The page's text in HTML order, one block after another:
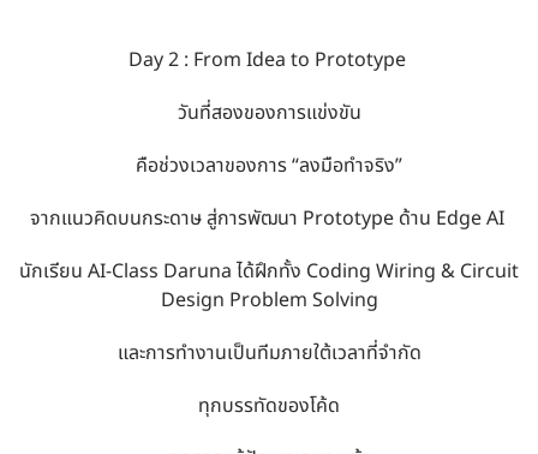
Day 2 : From Idea to Prototype
วันที่สองของการแข่งขัน
คือช่วงเวลาของการ “ลงมือทำจริง”
จากแนวคิดบนกระดาษ สู่การพัฒนา Prototype ด้าน Edge AI
นักเรียน AI-Class Daruna ได้ฝึกทั้ง Coding Wiring & Circuit
Design Problem Solving
และการทำงานเป็นทีมภายใต้เวลาที่จำกัด
ทุกบรรทัดของโค้ด